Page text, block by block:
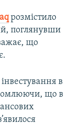
розмістило
поглянувши
що
в
що в